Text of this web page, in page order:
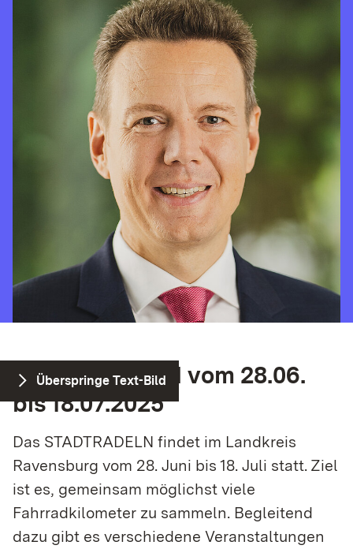
Überspringe Text-Bild
STADTRADELN vom 28.06.
bis 18.07.2025
Das STADTRADELN findet im Landkreis
Ravensburg vom 28. Juni bis 18. Juli statt. Ziel
ist es, gemeinsam möglichst viele
Fahrradkilometer zu sammeln. Begleitend
dazu gibt es verschiedene Veranstaltungen